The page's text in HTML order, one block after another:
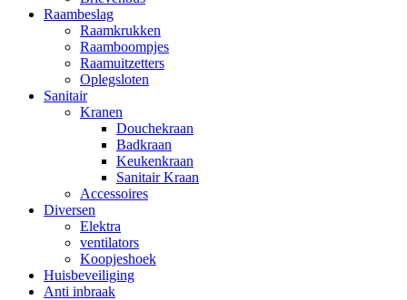
Raambeslag
Raamkrukken
Raamboompjes
Raamuitzetters
Oplegsloten
Sanitair
Kranen
Douchekraan
Badkraan
Keukenkraan
Sanitair Kraan
Accessoires
Diversen
Elektra
ventilators
Koopjeshoek
Huisbeveiliging
Anti inbraak